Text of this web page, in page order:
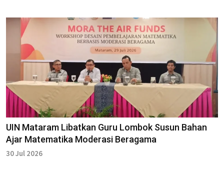
UIN Mataram Libatkan Guru Lombok Susun Bahan
Ajar Matematika Moderasi Beragama
30 Jul 2026